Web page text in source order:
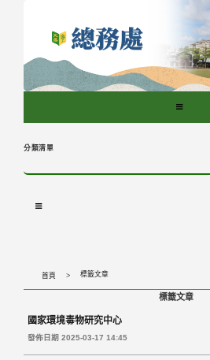
分類清單
首頁 標籤文章
標籤文章
國家環境毒物研究中心
發佈日期 2025-03-17 14:45